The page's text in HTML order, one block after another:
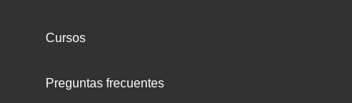
Cursos
Preguntas frecuentes